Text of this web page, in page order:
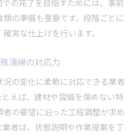
の完了を目指すためには、事前
の準備も重要です。段階ごとに
実な仕上げを行います。
清掃の対応力
の変化に柔軟に対応できる業者
えば、建材や設備を傷めない特
の要望に沿った工程調整が求め
者は、状態説明や作業提案を丁